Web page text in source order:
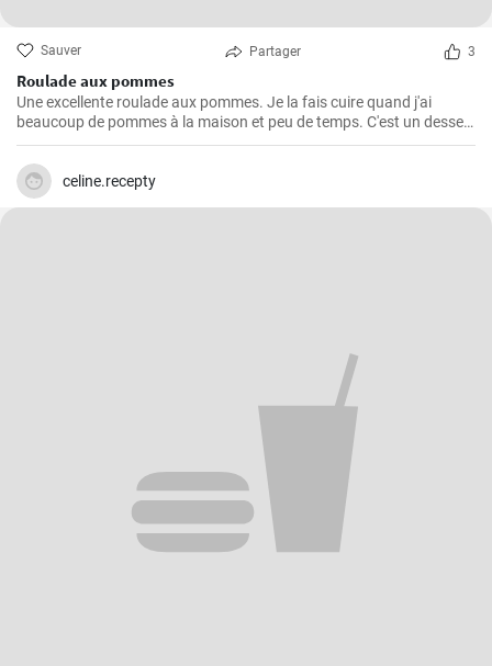
Sauver Partager 3
Roulade aux pommes
Une excellente roulade aux pommes. Je la fais cuire quand j'ai
beaucoup de pommes à la maison et peu de temps. C'est un dessert
rapide et facile qui plait toujours.
celine.recepty